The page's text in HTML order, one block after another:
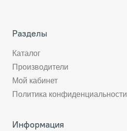
Разделы
Каталог
Производители
Мой кабинет
Политика конфиденциальности
Информация